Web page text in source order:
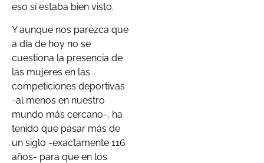
eso sí estaba bien visto.
Y aunque nos parezca que
a día de hoy no se
cuestiona la presencia de
las mujeres en las
competiciones deportivas
-al menos en nuestro
mundo más cercano-, ha
tenido que pasar más de
un siglo -exactamente 116
años- para que en los